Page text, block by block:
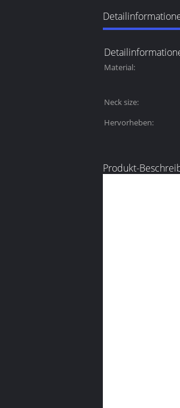
Material:
Neck size:
Hervorheben:
Produkt-